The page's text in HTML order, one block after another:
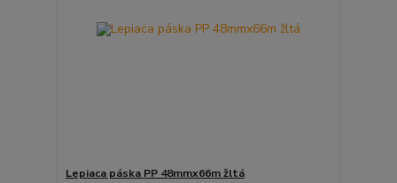
Lepiaca páska PP 48mmx66m žltá